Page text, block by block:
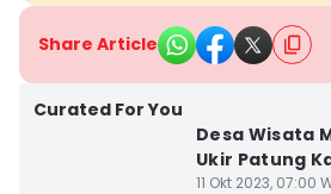
Share Article
Curated For You
Desa Wisata
Ukir Patung
11 Okt 2023, 07:00